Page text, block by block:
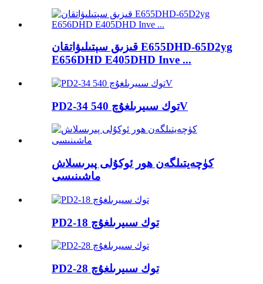
قىزىق سېتىلىۋاتقان E655DHD-65D2yg
E656DHD E405DHD Inve ...
PD2-34 توك سىيرىلغۇچ 540V
كۈچەيتىلگەن ھور ئوكۇلى پىرىسلاش
ماشىنىسى
PD2-18 توك سىيرىلغۇچ
PD2-28 توك سىيرىلغۇچ